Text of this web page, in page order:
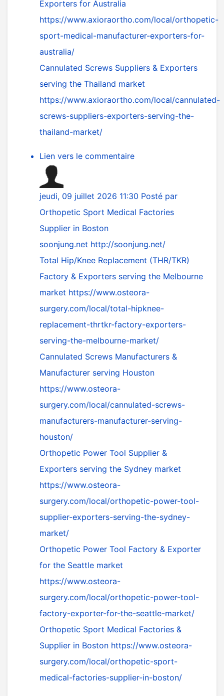
Exporters for Australia
https://www.axioraortho.com/local/orthopetic-
sport-medical-manufacturer-exporters-for-
australia/
Cannulated Screws Suppliers & Exporters
serving the Thailand market
https://www.axioraortho.com/local/cannulated-
screws-suppliers-exporters-serving-the-
thailand-market/
Lien vers le commentaire
jeudi, 09 juillet 2026 11:30 Posté par
Orthopetic Sport Medical Factories
Supplier in Boston
soonjung.net http://soonjung.net/
Total Hip/Knee Replacement (THR/TKR)
Factory & Exporters serving the Melbourne
market https://www.osteora-
surgery.com/local/total-hipknee-
replacement-thrtkr-factory-exporters-
serving-the-melbourne-market/
Cannulated Screws Manufacturers &
Manufacturer serving Houston
https://www.osteora-
surgery.com/local/cannulated-screws-
manufacturers-manufacturer-serving-
houston/
Orthopetic Power Tool Supplier &
Exporters serving the Sydney market
https://www.osteora-
surgery.com/local/orthopetic-power-tool-
supplier-exporters-serving-the-sydney-
market/
Orthopetic Power Tool Factory & Exporter
for the Seattle market
https://www.osteora-
surgery.com/local/orthopetic-power-tool-
factory-exporter-for-the-seattle-market/
Orthopetic Sport Medical Factories &
Supplier in Boston https://www.osteora-
surgery.com/local/orthopetic-sport-
medical-factories-supplier-in-boston/